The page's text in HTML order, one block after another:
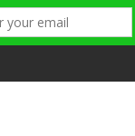
Smiley și
100 000 de